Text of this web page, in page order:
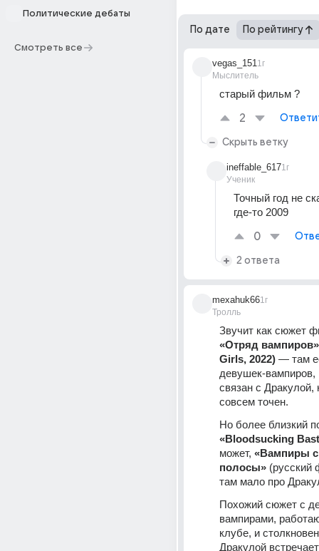
Политические дебаты
Смотреть все
По дате По рейтингу
vegas_151
Мыслитель
1г
старый фильм ?
2
Скрыть ветку
ineffable_617
Ученик
1г
Точный год не
где-то 2009
0
2 ответа
mexahuk66
Тролль
1г
«Отряд
Girls, 2022) — там
девушек-
связан с Дракулой,
совсем точен.
«Bloodsucking
может, «Вампиры
полосы» (русский
там мало про
Похожий сюжет с
вампирами,
клубе, и
Дракулой